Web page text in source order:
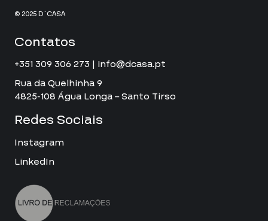
© 2025 D´CASA
Contatos
+351 309 306 273 | info@dcasa.pt
Rua da Quelhinha 9
4825-108 Água Longa – Santo Tirso
Redes Sociais
Instagram
LinkedIn